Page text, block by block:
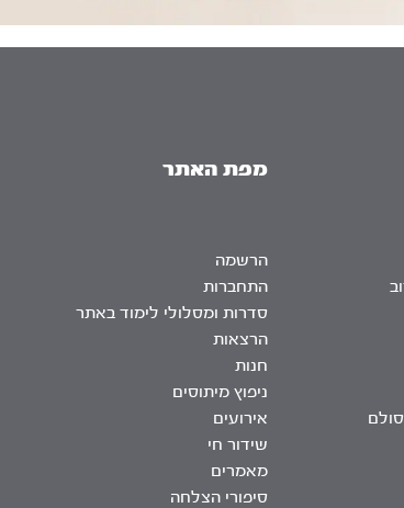
מפת האתר
הרשמה
התחברות
סדרות ומסלולי לימוד באתר
הרצאות
חנות
ניפוץ מיתוסים
אירועים
שידור חי
מאמרים
סיפורי הצלחה